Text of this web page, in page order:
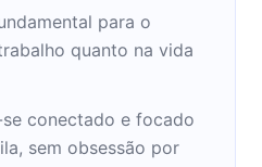
para o
quanto na vida
conectado e focado
sem obsessão por